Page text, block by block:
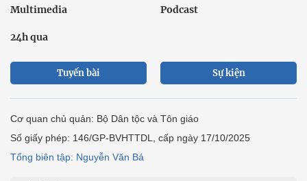
Multimedia Podcast
24h qua
Tuyến bài Sự kiện
Cơ quan chủ quản: Bộ Dân tộc và Tôn giáo
Số giấy phép: 146/GP-BVHTTDL, cấp ngày 17/10/2025
Tổng biên tập: Nguyễn Văn Bá